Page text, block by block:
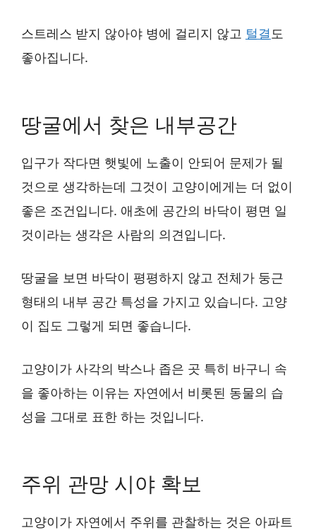
스트레스 받지 않아야 병에 걸리지 않고 털결 도
좋아집니다.
땅굴에서 찾은 내부공간
입구가 작다면 햇빛에 노출이 안되어 문제가 될
것으로 생각하는데 그것이 고양이에게는 더 없이
좋은 조건입니다. 애초에 공간의 바닥이 평면 일
것이라는 생각은 사람의 의견입니다.
땅굴을 보면 바닥이 평평하지 않고 전체가 둥근
형태의 내부 공간 특성을 가지고 있습니다. 고양
이 집도 그렇게 되면 좋습니다.
고양이가 사각의 박스나 좁은 곳 특히 바구니 속
을 좋아하는 이유는 자연에서 비롯된 동물의 습
성을 그대로 표한 하는 것입니다.
주위 관망 시야 확보
고양이가 자연에서 주위를 관찰하는 것은 아파트